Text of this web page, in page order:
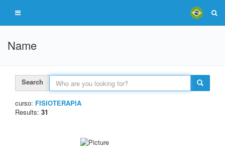
Name
Search
curso: FISIOTERAPIA
Results: 31